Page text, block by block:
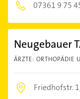
07361 9 75
Neugebauer
ÄRZTE: ORTHOPÄDIE
Friedhofstr.